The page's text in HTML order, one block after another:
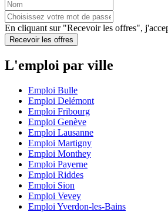
En cliquant sur "Recevoir les offres",
Recevoir les offres
L'emploi par ville
Emploi Bulle
Emploi Delémont
Emploi Fribourg
Emploi Genève
Emploi Lausanne
Emploi Martigny
Emploi Monthey
Emploi Payerne
Emploi Riddes
Emploi Sion
Emploi Vevey
Emploi Yverdon-les-Bains